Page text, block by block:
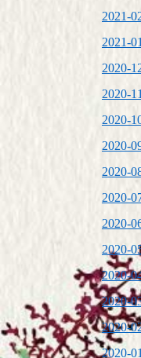
2021-
2021-
2020-
2020-
2020-
2020-
2020-
2020-
2020-
2020-
2020-
2020-
2020-
2020-